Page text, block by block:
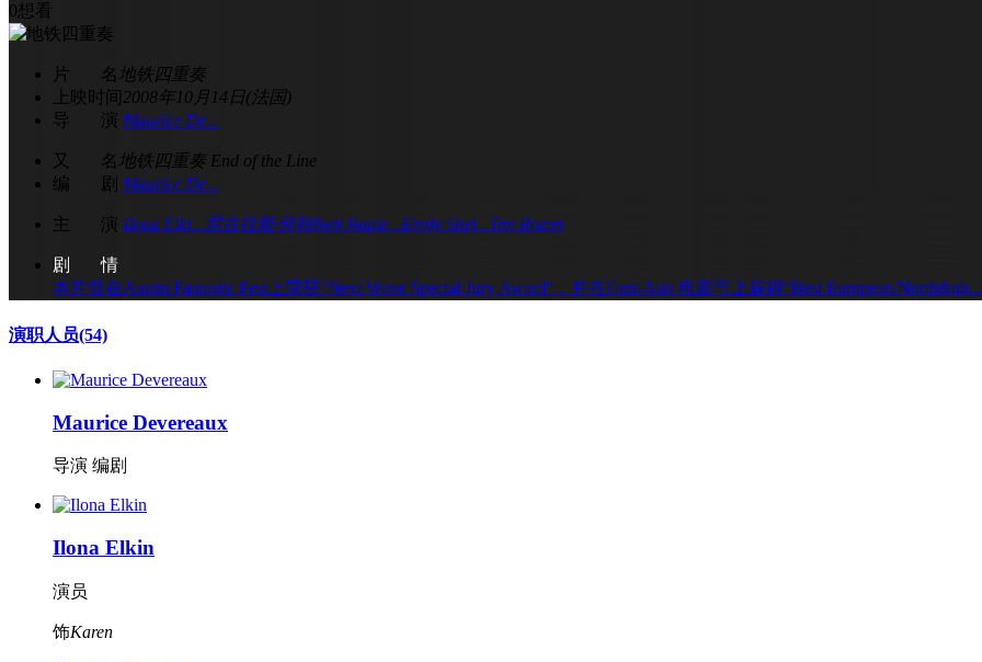
0想看
片 名 地铁四重奏
上映时间2008年10月14日(法国)
导 演 Maurice De...
又 名 地铁四重奏 End of the Line
编 剧
Maurice De...
主 演 Ilona Elki...尼古拉斯·怀特Neil Napie...Emily Shel...Tim Rozon
剧 情
本片曾在Austin Fantastic Fest上荣获“Next Wave Special Jury Award”，并在Fant-Asia 电影节上获得“Best European/North&nb...
演职人员(54)
Maurice Devereaux
导演 编剧
Ilona Elkin
演员
饰Karen